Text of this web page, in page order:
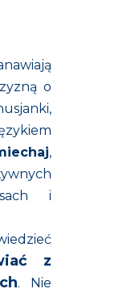
o
,
i
z
. Nie